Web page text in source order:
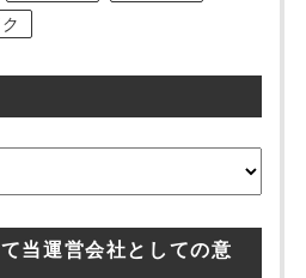
当運営会社としての意